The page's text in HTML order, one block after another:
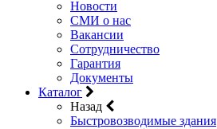
Новости
СМИ о нас
Вакансии
Сотрудничество
Гарантия
Документы
Каталог
Назад
Быстровозводимые здания